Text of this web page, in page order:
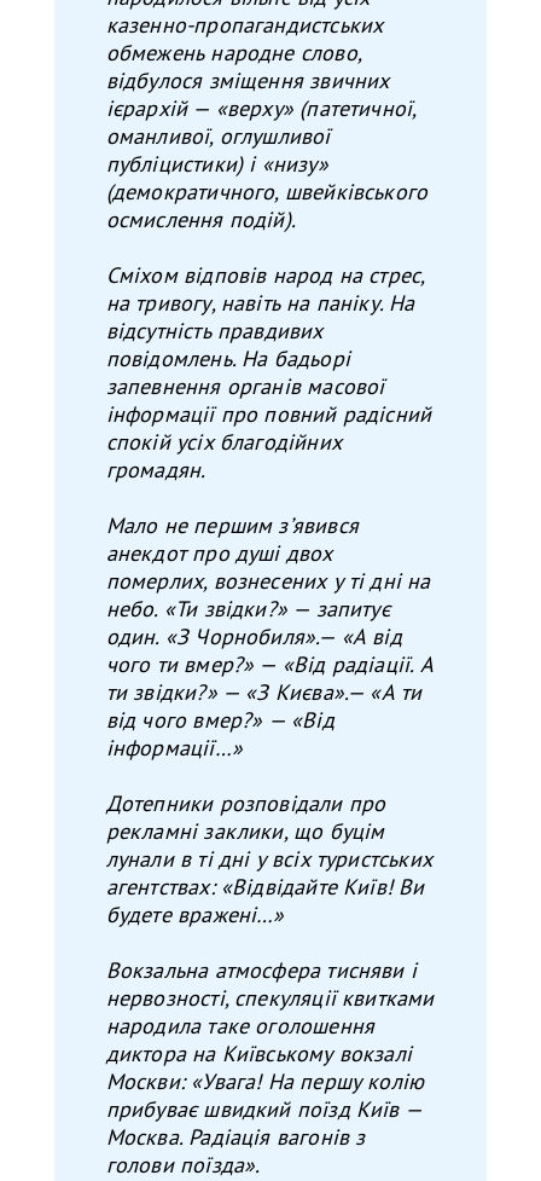
казенно-пропагандистських
обмежень народне слово,
відбулося зміщення звичних
ієрархій — «верху» (патетичної,
оманливої, оглушливої
публіцистики) і «низу»
(демократичного, швейківського
осмислення подій).
Сміхом відповів народ на стрес,
на тривогу, навіть на паніку. На
відсутність правдивих
повідомлень. На бадьорі
запевнення органів масової
інформації про повний радісний
спокій усіх благодійних
громадян.
Мало не першим зʼявився
анекдот про душі двох
померлих, вознесених у ті дні на
небо. «Ти звідки?» — запитує
один. «З Чорнобиля».— «А від
чого ти вмер?» — «Від радіації. А
ти звідки?» — «З Києва».— «А ти
від чого вмер?» — «Від
інформації…»
Дотепники розповідали про
рекламні заклики, що буцім
лунали в ті дні у всіх туристських
агентствах: «Відвідайте Київ! Ви
будете вражені…»
Вокзальна атмосфера тисняви і
нервозності, спекуляції квитками
народила таке оголошення
диктора на Київському вокзалі
Москви: «Увага! На першу колію
прибуває швидкий поїзд Київ —
Москва. Радіація вагонів з
голови поїзда».